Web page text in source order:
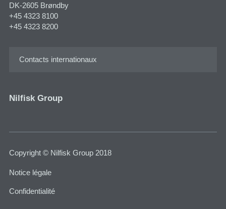
DK-2605 Brøndby
+45 4323 8100
+45 4323 8200
Contacts internationaux
Nilfisk Group
Copyright © Nilfisk Group 2018
Notice légale
Confidentialité